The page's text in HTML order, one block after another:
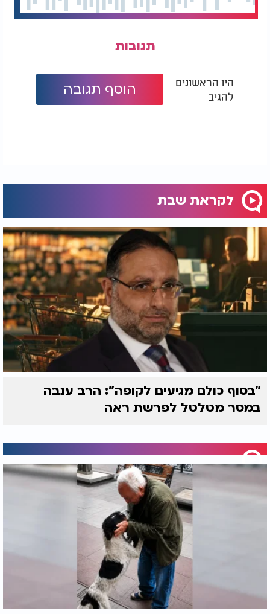
תגובות
היו הראשונים
להגיב
הוסף תגובה
לקראת שבת
"בסוף כולם מגיעים לקופה": הרב ענבה
במסר מטלטל לפרשת ראה